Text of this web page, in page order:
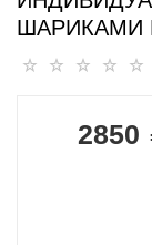
ШАРИКАМИ
2850